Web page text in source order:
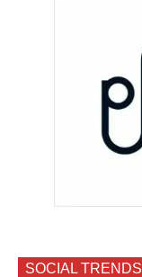
SOCIAL TRENDS